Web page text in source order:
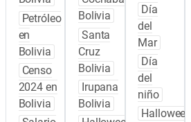
Petróleo
en
Bolivia
Censo
2024 en
Bolivia
Bolivia
Santa
Cruz
Bolivia
Irupana
Bolivia
Día
del
Mar
Día
del
niño
Halloween